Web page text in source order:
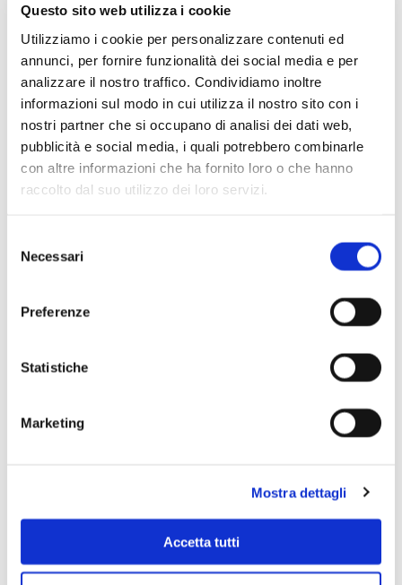
Questo sito web utilizza i cookie
Utilizziamo i cookie per personalizzare contenuti ed
annunci, per fornire funzionalità dei social media e per
analizzare il nostro traffico. Condividiamo inoltre
informazioni sul modo in cui utilizza il nostro sito con i
nostri partner che si occupano di analisi dei dati web,
pubblicità e social media, i quali potrebbero combinarle
con altre informazioni che ha fornito loro o che hanno
raccolto dal suo utilizzo dei loro servizi.
delNecessari
Preferenze
Statistiche
Marketing
Mostra dettagli
Accetta tutti